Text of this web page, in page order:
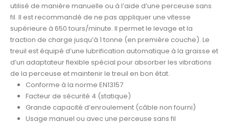
AJOUTER À LA LISTE D’ENVIES
utilisé de manière manuelle ou à l’aide d’une perceuse sans
fil. Il est recommandé de ne pas appliquer une vitesse
supérieure à 650 tours/minute. Il permet le levage et la
traction de charge jusqu’à 1 tonne (en première couche). Le
treuil est équipé d’une lubrification automatique à la graisse et
d’un adaptateur flexible spécial pour absorber les vibrations
de la perceuse et maintenir le treuil en bon état.
Conforme à la norme EN13157
Facteur de sécurité 4 (statique)
Grande capacité d’enroulement (câble non fourni)
Usage manuel ou avec une perceuse sans fil